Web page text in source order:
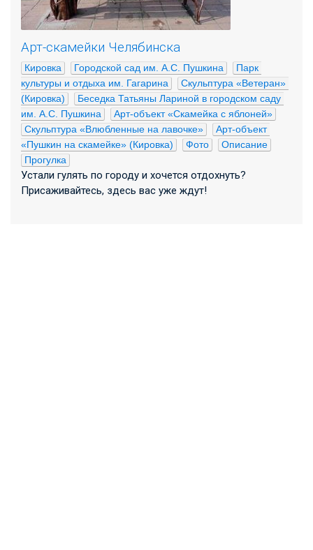
Арт-скамейки Челябинска
Кировка Городской сад им. А.С. Пушкина
Парк
культуры и отдыха им. Гагарина
Скульптура «Ветеран»
(Кировка)
Беседка Татьяны Лариной в городском саду
им. А.С. Пушкина
Арт-объект «Скамейка с яблоней»
Скульптура «Влюбленные на лавочке»
Арт-объект
«Пушкин на скамейке» (Кировка)
Фото
Описание
Прогулка
Устали гулять по городу и хочется отдохнуть?
Присаживайтесь, здесь вас уже ждут!